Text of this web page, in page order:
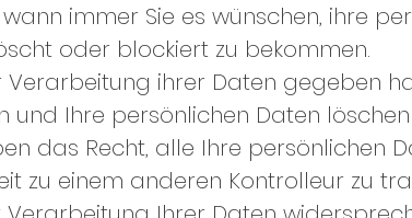
immer Sie es wünschen, ihre
oder blockiert zu bekommen.
Verarbeitung ihrer Daten gegeben
und Ihre persönlichen Daten
das Recht, alle Ihre persönlichen
zu einem anderen Kontrolleur zu